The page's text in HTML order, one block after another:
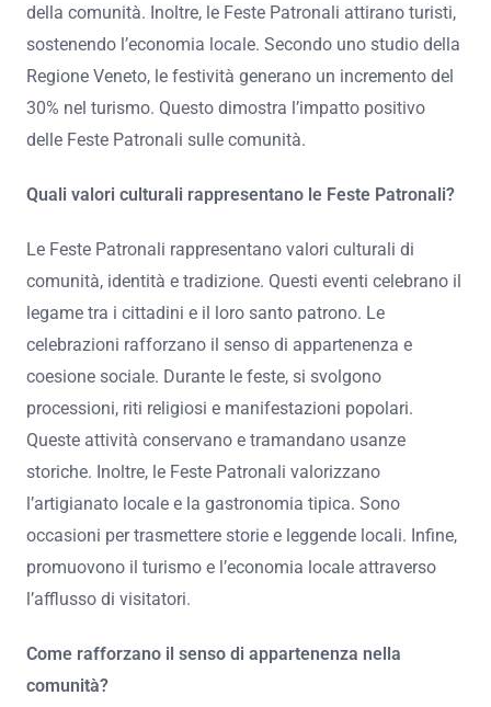
della comunità. Inoltre, le Feste Patronali attirano turisti,
sostenendo l’economia locale. Secondo uno studio della
Regione Veneto, le festività generano un incremento del
30% nel turismo. Questo dimostra l’impatto positivo
delle Feste Patronali sulle comunità.
Quali valori culturali rappresentano le Feste Patronali?
Le Feste Patronali rappresentano valori culturali di
comunità, identità e tradizione. Questi eventi celebrano il
legame tra i cittadini e il loro santo patrono. Le
celebrazioni rafforzano il senso di appartenenza e
coesione sociale. Durante le feste, si svolgono
processioni, riti religiosi e manifestazioni popolari.
Queste attività conservano e tramandano usanze
storiche. Inoltre, le Feste Patronali valorizzano
l’artigianato locale e la gastronomia tipica. Sono
occasioni per trasmettere storie e leggende locali. Infine,
promuovono il turismo e l’economia locale attraverso
l’afflusso di visitatori.
Come rafforzano il senso di appartenenza nella
comunità?